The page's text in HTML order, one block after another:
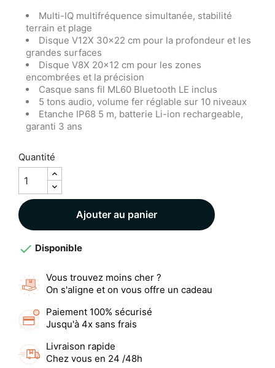
Multi-IQ multifréquence simultanée, stabilité
terrain et plage
Disque V12X 30x22 cm pour la profondeur et les
grandes surfaces
Disque V8X 20x12 cm pour les zones
encombrées et la précision
Casque sans fil ML60 Bluetooth LE inclus
5 tons audio, volume fer réglable sur 10 niveaux
Etanche IP68 5 m, batterie Li-ion rechargeable,
garanti 3 ans
Quantité
Ajouter au panier
 Disponible
Vous trouvez moins cher ?
On s'aligne et on vous offre un cadeau
Paiement 100% sécurisé
Jusqu'à 4x sans frais
Livraison rapide
Chez vous en 24 /48h